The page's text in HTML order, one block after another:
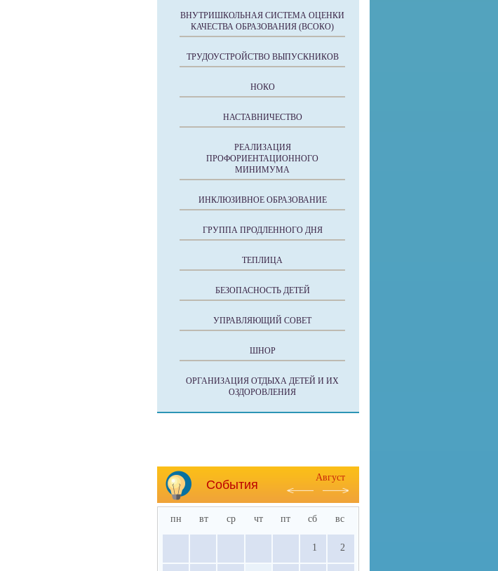
ВНУТРИШКОЛЬНАЯ СИСТЕМА ОЦЕНКИ
КАЧЕСТВА ОБРАЗОВАНИЯ (ВСОКО)
ТРУДОУСТРОЙСТВО ВЫПУСКНИКОВ
НОКО
НАСТАВНИЧЕСТВО
РЕАЛИЗАЦИЯ
ПРОФОРИЕНТАЦИОННОГО
МИНИМУМА
ИНКЛЮЗИВНОЕ ОБРАЗОВАНИЕ
ГРУППА ПРОДЛЕННОГО ДНЯ
ТЕПЛИЦА
БЕЗОПАСНОСТЬ ДЕТЕЙ
УПРАВЛЯЮЩИЙ СОВЕТ
ШНОР
ОРГАНИЗАЦИЯ ОТДЫХА ДЕТЕЙ И ИХ
ОЗДОРОВЛЕНИЯ
События
Август
пн вт ср чт пт сб вс
1 2